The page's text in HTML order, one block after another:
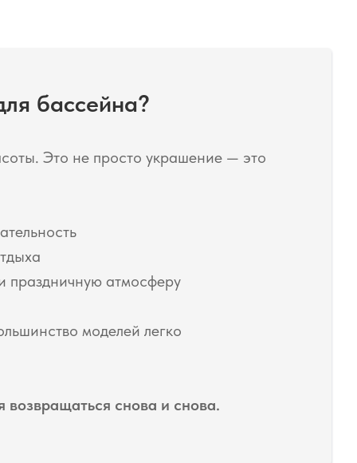
бассейна?
Это не просто украшение — это
праздничную атмосферу
моделей легко
снова и снова.